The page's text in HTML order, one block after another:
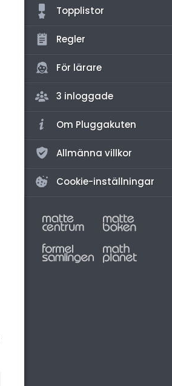
Topplistor
Regler
För lärare
3 inloggade
Om Pluggakuten
Allmänna villkor
Cookie-inställningar